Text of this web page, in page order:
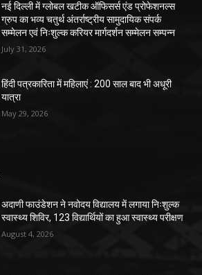
नई दिल्ली में ग्लोबल खटीक ऑफिसर्स एंड प्रोफेशनल्स
ग्रुप का भव्य चतुर्थ अंतर्राष्ट्रीय सामुदायिक संपर्क
सम्मेलन एवं निःशुल्क करियर मार्गदर्शन सम्मेलन सम्पन्न
July 31, 2026
हिंदी पत्रकारिता में महिलाएं : 200 साल बाद भी अधूरी
यात्रा
May 29, 2026
अदाणी फाउंडेशन ने नवोदय विद्यालय में लगाया निःशुल्क
स्वास्थ्य शिविर, 123 विद्यार्थियों का हुआ स्वास्थ्य परीक्षण
August 4, 2026